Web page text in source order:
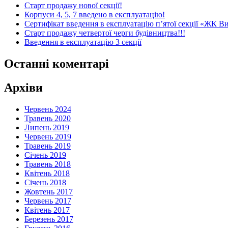
Старт продажу нової секції!
Корпуси 4, 5, 7 введено в експлуатацію!
Сертифікат введення в експлуатацію п’ятої секції «ЖК
Старт продажу четвертої черги будівництва!!!
Введення в експлуатацію 3 секції
Останні коментарі
Архіви
Червень 2024
Травень 2020
Липень 2019
Червень 2019
Травень 2019
Січень 2019
Травень 2018
Квітень 2018
Січень 2018
Жовтень 2017
Червень 2017
Квітень 2017
Березень 2017